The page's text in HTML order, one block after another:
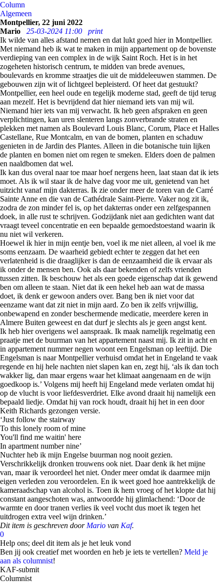
Column
Algemeen
Montpellier, 22 juni 2022
Mario
25-03-2024 11:00
print
Ik wilde van alles afstand nemen en dat lukt goed hier in Montpellier.
Met niemand heb ik wat te maken in mijn appartement op de bovenste
verdieping van een complex in de wijk Saint Roch. Het is in het
zogeheten historisch centrum, te midden van brede avenues,
boulevards en kromme straatjes die uit de middeleeuwen stammen. De
gebouwen zijn wit of lichtgeel bepleisterd. Of heet dat gestuukt?
Montpellier, een heel oude en tegelijk moderne stad, geeft de tijd terug
aan mezelf. Het is bevrijdend dat hier niemand iets van mij wil.
Niemand hier iets van mij verwacht. Ik heb geen afspraken en geen
verplichtingen, kan uren slenteren langs zonverbrande straten en
plekken met namen als Boulevard Louis Blanc, Corum, Place et Halles
Castellane, Rue Montcalm, en van de bomen, planten en schaduw
genieten in de Jardin des Plantes. Alleen in die botanische tuin lijken
de planten en bomen niet om regen te smeken. Elders doen de palmen
en naaldbomen dat wel.
Ik kan dus overal naar toe maar hoef nergens heen, laat staan dat ik iets
moet. Als ik wil staar ik de halve dag voor me uit, genietend van het
uitzicht vanaf mijn dakterras. Ik zie onder meer de toren van de Carré
Sainte Anne en die van de Cathédrale Saint-Pierre. Vaker nog zit ik,
zodra de zon minder fel is, op het dakterras onder een zelfgespannen
doek, in alle rust te schrijven. Godzijdank niet aan gedichten want dat
vraagt teveel concentratie en een bepaalde gemoedstoestand waarin ik
nu niet wil verkeren.
Hoewel ik hier in mijn eentje ben, voel ik me niet alleen, al voel ik me
soms eenzaam. De waarheid gebiedt echter te zeggen dat het een
verlatenheid is die draaglijker is dan de eenzaamheid die ik ervaar als
ik onder de mensen ben. Ook als daar bekenden of zelfs vrienden
tussen zitten. Ik beschouw het als een goede eigenschap dat ik gewend
ben om alleen te staan. Niet dat ik een hekel heb aan wat de massa
doet, ik denk er gewoon anders over. Bang ben ik niet voor dat
eenzame want dat zit niet in mijn aard. Zo ben ik zelfs vrijwillig,
onbewapend en zonder beschermende medicatie, meerdere keren in
Almere Buiten geweest en dat durf je slechts als je geen angst kent.
Ik heb hier overigens wel aanspraak. Ik maak namelijk regelmatig een
praatje met de buurman van het appartement naast mij. Ik zit in acht en
in appartement nummer negen woont een Engelsman op leeftijd. Die
Engelsman is naar Montpellier verhuisd omdat het in Engeland te vaak
regende en hij hele nachten niet slapen kan en, zegt hij, ‘als ik dan toch
wakker lig, dan maar ergens waar het klimaat aangenaam en de wijn
goedkoop is.’ Volgens mij heeft hij Engeland mede verlaten omdat hij
op de vlucht is voor liefdesverdriet. Elke avond draait hij namelijk een
bepaald liedje. Omdat hij van rock houdt, draait hij het in een door
Keith Richards gezongen versie.
‘Just follow the stairway
To this lonely room of mine
You'll find me waitin' here
In apartment number nine’
Nuchter heb ik mijn Engelse buurman nog nooit gezien.
Verschrikkelijk dronken trouwens ook niet. Daar denk ik het mijne
van, maar ik veroordeel het niet. Onder meer omdat ik daarmee mijn
eigen verleden zou veroordelen. En ik weet goed hoe aantrekkelijk de
kameraadschap van alcohol is. Toen ik hem vroeg of het klopte dat hij
constant aangeschoten was, antwoordde hij glimlachend: ‘Door de
warmte en door tranen verlies ik veel vocht dus moet ik tegen het
uitdrogen extra veel wijn drinken.’
Dit item is geschreven door Mario van Kaf.
0
Help ons; deel dit item als je het leuk vond
Ben jij ook creatief met woorden en heb je iets te vertellen? Meld je
aan als columnist!
KAF-submit
Columnist